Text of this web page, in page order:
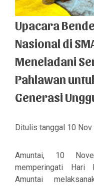
Upacara
Nasional di
Meneladani
Pahlawan
Generasi
Ditulis tanggal 10
Amuntai, 10
memperingati Hari
Amuntai